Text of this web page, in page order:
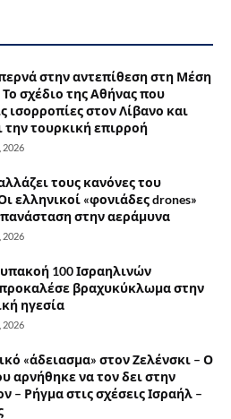
στην αντεπίθεση στη Μέση
σχέδιο της Αθήνας που
ισορροπίες στον Λίβανο και
την τουρκική επιρροή
2026
τους κανόνες του
ελληνικοί «φονιάδες drones»
στην αεράμυνα
2026
100 Ισραηλινών
βραχυκύκλωμα στην
ηγεσία
2026
«άδειασμα» στον Ζελένσκι – Ο
αρνήθηκε να τον δει στην
– Ρήγμα στις σχέσεις Ισραήλ –